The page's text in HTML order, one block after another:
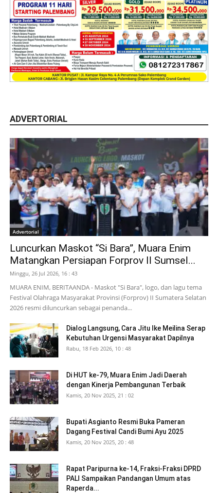
ADVERTORIAL
Advertorial
Luncurkan Maskot “Si Bara”, Muara Enim
Matangkan Persiapan Forprov II Sumsel...
Minggu, 26 Jul 2026, 16 : 43
MUARA ENIM, BERITAANDA - Maskot "Si Bara", logo, dan lagu tema
Festival Olahraga Masyarakat Provinsi (Forprov) II Sumatera Selatan
2026 resmi diluncurkan sebagai penanda...
Dialog Langsung, Cara Jitu Ike Meilina Serap
Kebutuhan Urgensi Masyarakat Dapilnya
Rabu, 18 Feb 2026, 10 : 48
Di HUT ke-79, Muara Enim Jadi Daerah
dengan Kinerja Pembangunan Terbaik
Kamis, 20 Nov 2025, 21 : 02
Bupati Asgianto Resmi Buka Pameran
Dagang Festival Candi Bumi Ayu 2025
Kamis, 20 Nov 2025, 20 : 48
Rapat Paripurna ke-14, Fraksi-Fraksi DPRD
PALI Sampaikan Pandangan Umum atas
Raperda...